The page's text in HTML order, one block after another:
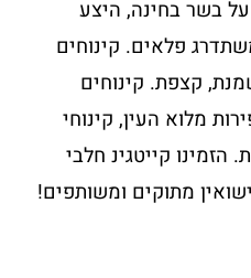
בשר בחינה, היצע
פלאים. קינוחים
קצפת. קינוחים
מלוא העין, קינוחי
הזמינו קייטגינ חלבי
מתוקים ומשותפים!